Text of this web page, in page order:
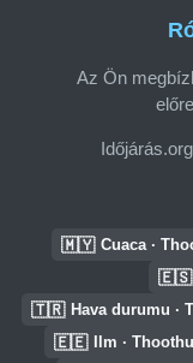
Az Ön
🇲🇾 Cuaca ·
🇪🇸
🇹🇷 Hava durumu ·
🇪🇪 Ilm ·